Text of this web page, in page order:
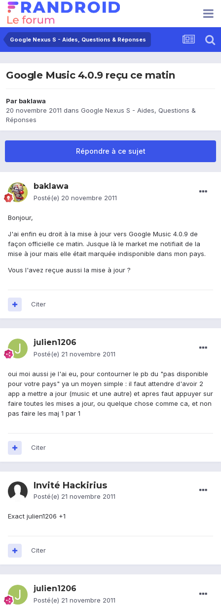
Google Nexus S - Aides, Questions & Réponses
Google Music 4.0.9 reçu ce matin
Par baklawa
20 novembre 2011 dans Google Nexus S - Aides, Questions &
Réponses
Répondre à ce sujet
baklawa
Posté(e) 20 novembre 2011
Bonjour,
J'ai enfin eu droit à la mise à jour vers Google Music 4.0.9 de
façon officielle ce matin. Jusque là le market me notifiait de la
mise à jour mais elle était marquée indisponible dans mon pays.
Vous l'avez reçue aussi la mise à jour ?
Citer
julien1206
Posté(e) 21 novembre 2011
oui moi aussi je l'ai eu, pour contourner le pb du "pas disponible
pour votre pays" ya un moyen simple : il faut attendre d'avoir 2
app a mettre a jour (music et une autre) et apres faut appuyer sur
faire toutes les mises a jour, ou quelque chose comme ca, et non
pas faire les maj 1 par 1
Citer
Invité Hackirius
Posté(e) 21 novembre 2011
Exact julien1206 +1
Citer
julien1206
Posté(e) 21 novembre 2011